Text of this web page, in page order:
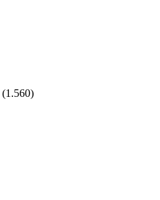
(1.560)